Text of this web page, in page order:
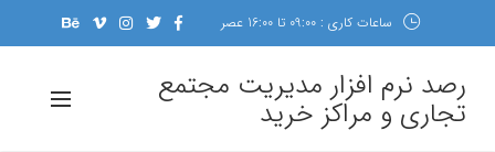
ساعات کاری : 09:00 تا 16:00 عصر
رصد نرم افزار مدیریت مجتمع
تجاری و مراکز خرید